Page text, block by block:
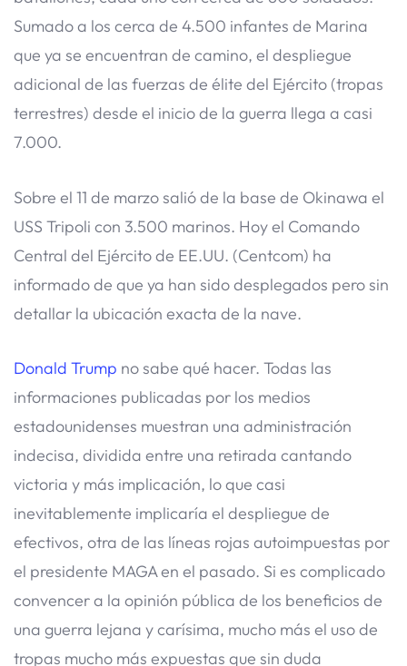
Sumado a los cerca de 4.500 infantes de Marina
que ya se encuentran de camino, el despliegue
adicional de las fuerzas de élite del Ejército (tropas
terrestres) desde el inicio de la guerra llega a casi
7.000.
Sobre el 11 de marzo salió de la base de Okinawa el
USS Tripoli con 3.500 marinos. Hoy el Comando
Central del Ejército de EE.UU. (Centcom) ha
informado de que ya han sido desplegados pero sin
detallar la ubicación exacta de la nave.
Donald Trump no sabe qué hacer. Todas las
informaciones publicadas por los medios
estadounidenses muestran una administración
indecisa, dividida entre una retirada cantando
victoria y más implicación, lo que casi
inevitablemente implicaría el despliegue de
efectivos, otra de las líneas rojas autoimpuestas por
el presidente MAGA en el pasado. Si es complicado
convencer a la opinión pública de los beneficios de
una guerra lejana y carísima, mucho más el uso de
tropas mucho más expuestas que sin duda